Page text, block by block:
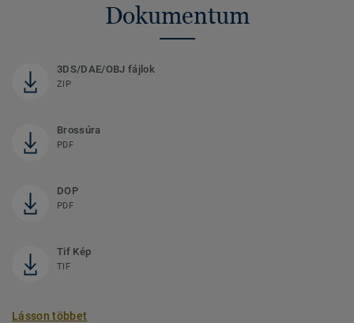
Dokumentum
3DS/DAE/OBJ fájlok
ZIP
Brossúra
PDF
DOP
PDF
Tif Kép
TIF
Lásson többet